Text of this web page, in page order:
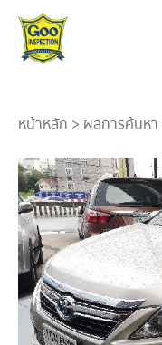
หน้าหลัก > ผลการค้นหา